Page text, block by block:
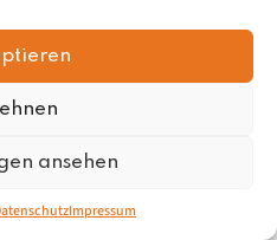
ansehen
Impressum